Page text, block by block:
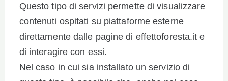
Questo tipo di servizi permette di visualizzare
contenuti ospitati su piattaforme esterne
direttamente dalle pagine di effettoforesta.it e
di interagire con essi.
Nel caso in cui sia installato un servizio di